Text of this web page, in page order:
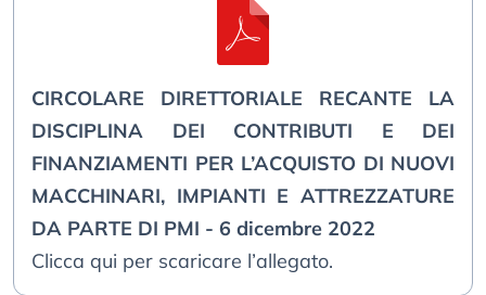
CIRCOLARE DIRETTORIALE RECANTE LA
DISCIPLINA DEI CONTRIBUTI E DEI
FINANZIAMENTI PER L’ACQUISTO DI NUOVI
MACCHINARI, IMPIANTI E ATTREZZATURE
DA PARTE DI PMI - 6 dicembre 2022
Clicca qui per scaricare l’allegato.